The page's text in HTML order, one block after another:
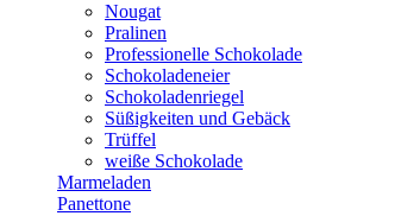
Nougat
Pralinen
Professionelle Schokolade
Schokoladeneier
Schokoladenriegel
Süßigkeiten und Gebäck
Trüffel
weiße Schokolade
Marmeladen
Panettone